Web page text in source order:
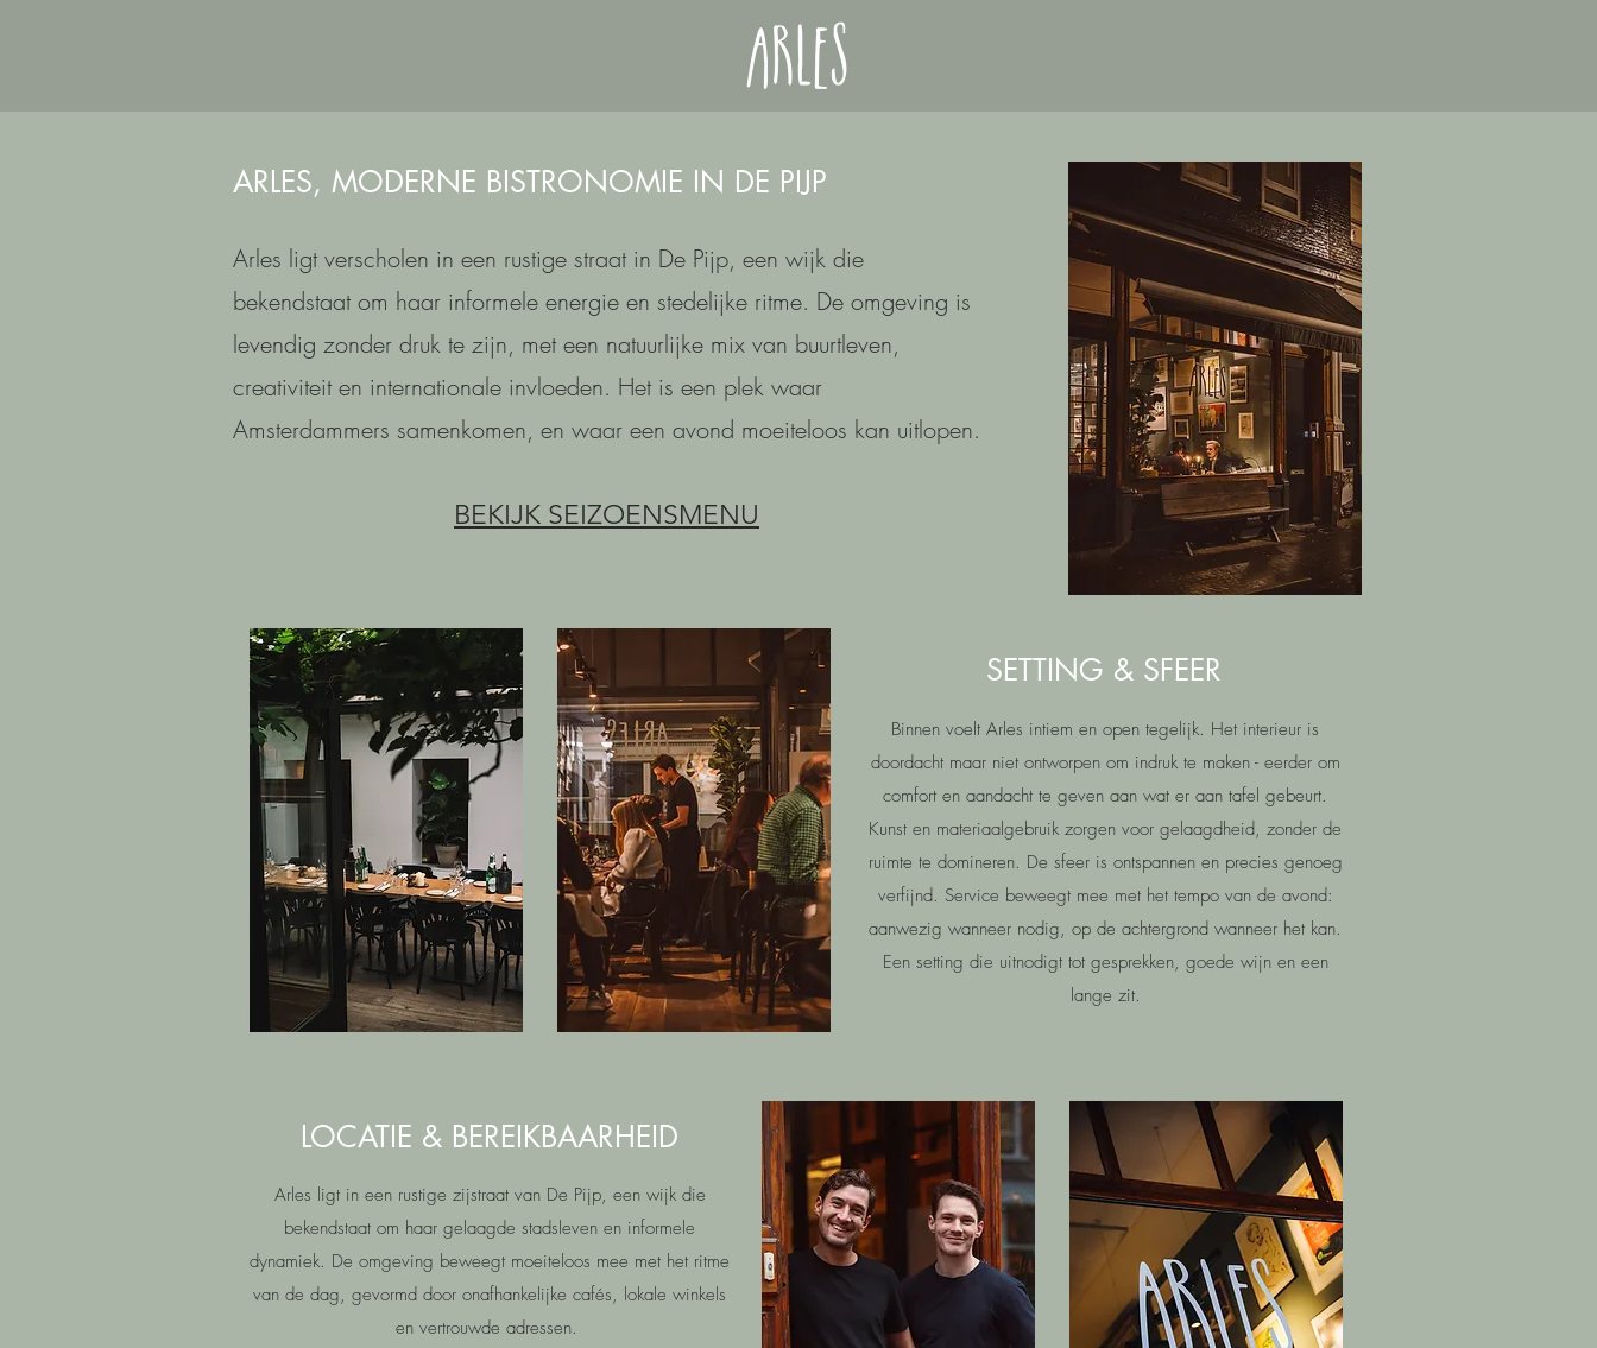
ARLES, MODERNE BISTRONOMIE IN DE PIJP
Arles ligt verscholen in een rustige straat in De Pijp, een wijk die
bekendstaat om haar informele energie en stedelijke ritme. De omgeving is
levendig zonder druk te zijn, met een natuurlijke mix van buurtleven,
creativiteit en internationale invloeden. Het is een plek waar
Amsterdammers samenkomen, en waar een avond moeiteloos kan uitlopen.
BEKIJK SEIZOENSMENU
SETTING & SFEER
Binnen voelt Arles intiem en open tegelijk. Het interieur is
doordacht maar niet ontworpen om indruk te maken - eerder om
comfort en aandacht te geven aan wat er aan tafel gebeurt.
Kunst en materiaalgebruik zorgen voor gelaagdheid, zonder de
ruimte te domineren.​ De sfeer is ontspannen en precies genoeg
verfijnd. Service beweegt mee met het tempo van de avond:
aanwezig wanneer nodig, op de achtergrond wanneer het kan.
Een setting die uitnodigt tot gesprekken, goede wijn en een
lange zit.
LOCATIE & BEREIKBAARHEID
Arles ligt in een rustige zijstraat van De Pijp, een wijk die
bekendstaat om haar gelaagde stadsleven en informele
dynamiek. De omgeving beweegt moeiteloos mee met het ritme
van de dag, gevormd door onafhankelijke cafés, lokale winkels
en vertrouwde adressen.